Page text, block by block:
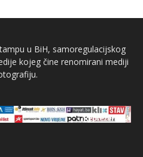
u BiH, samoregulacijskog
kojeg čine renomirani mediji